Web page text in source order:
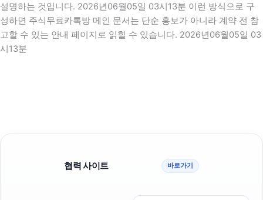
설명하는 것입니다. 2026년06월05일 03시13분 이런 방식으로 구
성하면 주식무료카톡방 메인 문서는 단순 홍보가 아니라 계약 전 참
고할 수 있는 안내 페이지로 읽힐 수 있습니다. 2026년06월05일 03
시13분
협력 사이트 바로가기